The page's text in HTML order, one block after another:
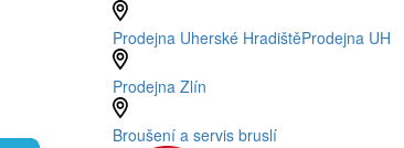
Prodejna Uherské HradištěProdejna UH
Prodejna Zlín
Broušení a servis bruslí